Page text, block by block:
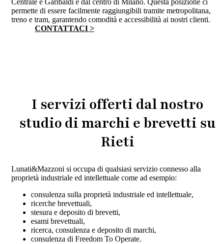
Centrale e Garibaldi e dal centro di Milano. Questa posizione ci
permette di essere facilmente raggiungibili tramite metropolitana,
treno e tram, garantendo comodità e accessibilità ai nostri clienti.
CONTATTACI >
I servizi offerti dal nostro
studio di marchi e brevetti su
Rieti
Lunati&Mazzoni si occupa di qualsiasi servizio connesso alla
proprietà industriale ed intellettuale come ad esempio:
consulenza sulla proprietà industriale ed intellettuale,
ricerche brevettuali,
stesura e deposito di brevetti,
esami brevettuali,
ricerca, consulenza e deposito di marchi,
consulenza di Freedom To Operate.